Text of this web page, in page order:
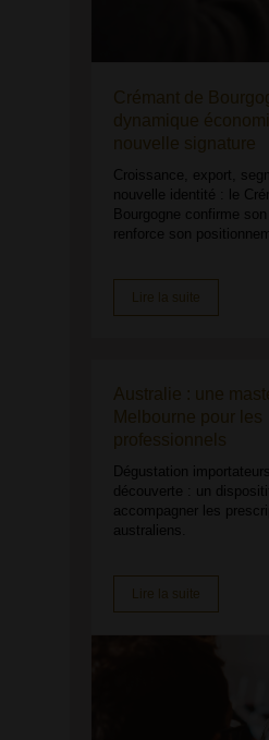
Crémant de
dynamique
nouvelle signature
Croissance, export,
nouvelle identité : le
Bourgogne confirme
renforce son
Lire la suite
Australie : une
Melbourne pour les
professionnels
Dégustation
découverte : un
accompagner les
australiens.
Lire la suite